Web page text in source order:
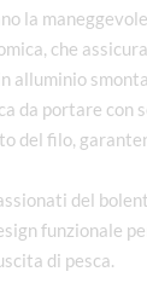
la
che
alluminio
da portare con
del filo,
del
funzionale
di pesca.